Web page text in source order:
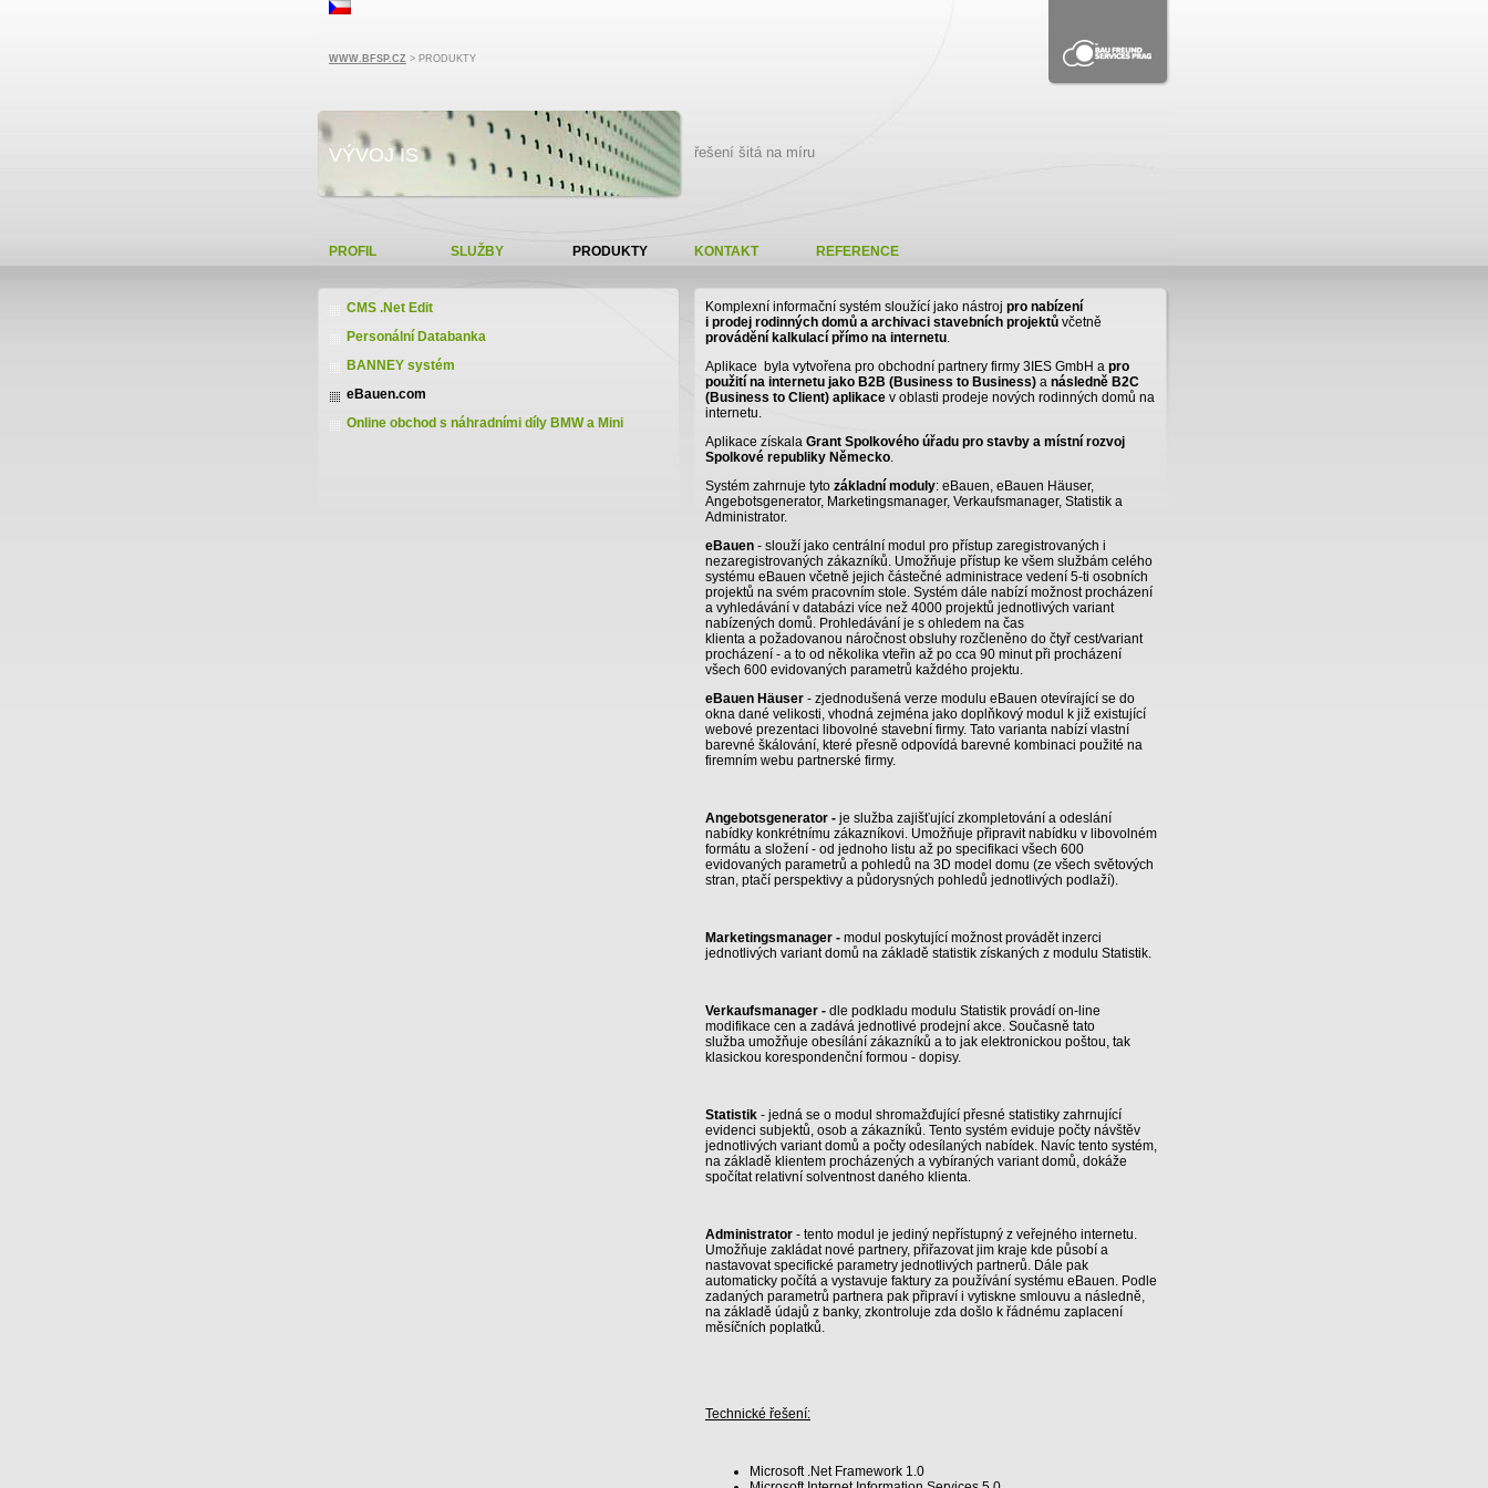
WWW.BFSP.CZ > PRODUKTY
VÝVOJ IS řešení šitá na míru
PROFIL SLUŽBY PRODUKTY KONTAKT REFERENCE
CMS .Net Edit
Personální Databanka
BANNEY systém
eBauen.com
Online obchod s náhradními díly BMW a Mini
Komplexní informační systém sloužící jako nástroj pro nabízení
i prodej rodinných domů a archivaci stavebních projektů včetně
provádění kalkulací přímo na internetu.
Aplikace byla vytvořena pro obchodní partnery firmy 3IES GmbH a pro
použití na internetu jako B2B (Business to Business) a následně B2C
(Business to Client) aplikace v oblasti prodeje nových rodinných domů na
internetu.
Aplikace získala Grant Spolkového úřadu pro stavby a místní rozvoj
Spolkové republiky Německo.
Systém zahrnuje tyto základní moduly: eBauen, eBauen Häuser,
Angebotsgenerator, Marketingsmanager, Verkaufsmanager, Statistik a
Administrator.
eBauen - slouží jako centrální modul pro přístup zaregistrovaných i
nezaregistrovaných zákazníků. Umožňuje přístup ke všem službám celého
systému eBauen včetně jejich částečné administrace vedení 5-ti osobních
projektů na svém pracovním stole. Systém dále nabízí možnost procházení
a vyhledávání v databázi více než 4000 projektů jednotlivých variant
nabízených domů. Prohledávání je s ohledem na čas
klienta a požadovanou náročnost obsluhy rozčleněno do čtyř cest/variant
procházení - a to od několika vteřin až po cca 90 minut při procházení
všech 600 evidovaných parametrů každého projektu.
eBauen Häuser - zjednodušená verze modulu eBauen otevírající se do
okna dané velikosti, vhodná zejména jako doplňkový modul k již existující
webové prezentaci libovolné stavební firmy. Tato varianta nabízí vlastní
barevné škálování, které přesně odpovídá barevné kombinaci použité na
firemním webu partnerské firmy.
Angebotsgenerator - je služba zajišťující zkompletování a odeslání
nabídky konkrétnímu zákazníkovi. Umožňuje připravit nabídku v libovolném
formátu a složení - od jednoho listu až po specifikaci všech 600
evidovaných parametrů a pohledů na 3D model domu (ze všech světových
stran, ptačí perspektivy a půdorysných pohledů jednotlivých podlaží).
Marketingsmanager - modul poskytující možnost provádět inzerci
jednotlivých variant domů na základě statistik získaných z modulu Statistik.
Verkaufsmanager - dle podkladu modulu Statistik provádí on-line
modifikace cen a zadává jednotlivé prodejní akce. Současně tato
služba umožňuje obesílání zákazníků a to jak elektronickou poštou, tak
klasickou korespondenční formou - dopisy.
Statistik - jedná se o modul shromažďující přesné statistiky zahrnující
evidenci subjektů, osob a zákazníků. Tento systém eviduje počty návštěv
jednotlivých variant domů a počty odesílaných nabídek. Navíc tento systém,
na základě klientem procházených a vybíraných variant domů, dokáže
spočítat relativní solventnost daného klienta.
Administrator - tento modul je jediný nepřístupný z veřejného internetu.
Umožňuje zakládat nové partnery, přiřazovat jim kraje kde působí a
nastavovat specifické parametry jednotlivých partnerů. Dále pak
automaticky počítá a vystavuje faktury za používání systému eBauen. Podle
zadaných parametrů partnera pak připraví i vytiskne smlouvu a následně,
na základě údajů z banky, zkontroluje zda došlo k řádnému zaplacení
měsíčních poplatků.
Technické řešení:
Microsoft .Net Framework 1.0